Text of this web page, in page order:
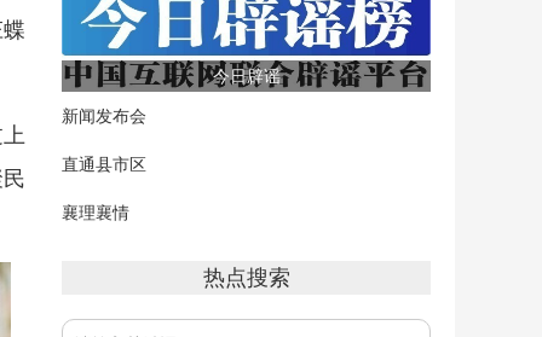
今日辟谣
新闻发布会
直通县市区
襄理襄情
热点搜索